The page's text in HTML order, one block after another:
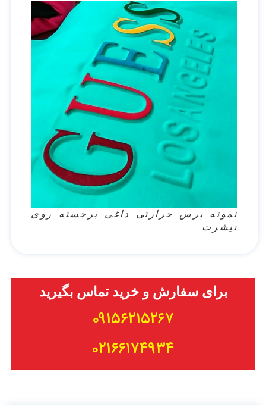
نمونه پرس حرارتی داغی برجسته روی
تیشرت
برای سفارش و خرید تماس بگیرید
۰۹۱۵۶۲۱۵۲۶۷
۰۲۱۶۶۱۷۴۹۳۴